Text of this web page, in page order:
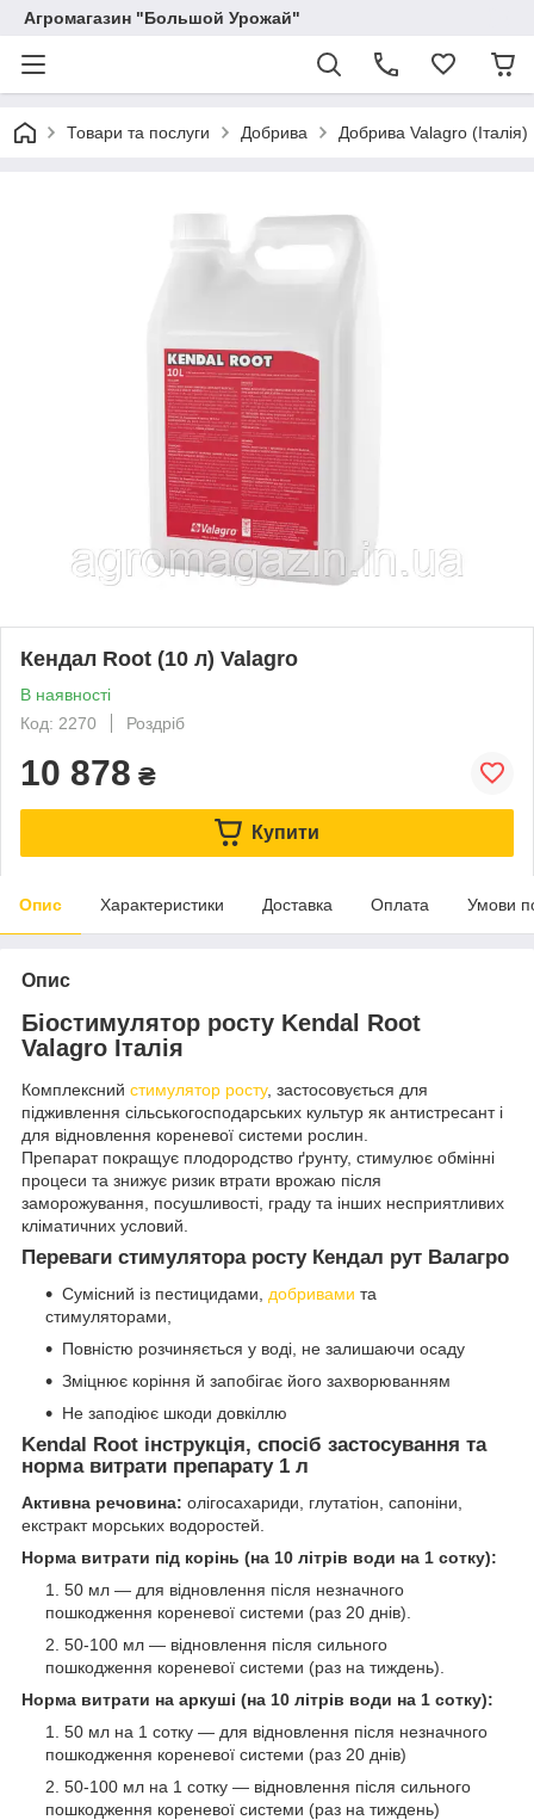
Агромагазин "Большой Урожай"
Товари та послуги Добрива Добрива Valagro (Італія)
Кендал Root (10 л) Valagro
В наявності
Код: 2270
Роздріб
10 878 ₴
Купити
Опис Характеристики Доставка Оплата Умови
Опис
Біостимулятор росту Kendal Root
Valagro Італія
Комплексний стимулятор росту, застосовується для
підживлення сільськогосподарських культур як антистресант і
для відновлення кореневої системи рослин.
Препарат покращує плодородство ґрунту, стимулює обмінні
процеси та знижує ризик втрати врожаю після
заморожування, посушливості, граду та інших несприятливих
кліматичних условий.
Переваги стимулятора росту Кендал рут Валагро
Сумісний із пестицидами, добривами та
стимуляторами,
Повністю розчиняється у воді, не залишаючи осаду
Зміцнює коріння й запобігає його захворюванням
Не заподіює шкоди довкіллю
Kendal Root інструкція, спосіб застосування та
норма витрати препарату 1 л
Активна речовина: олігосахариди, глутатіон, сапоніни,
екстракт морських водоростей.
Норма витрати під корінь (на 10 літрів води на 1 сотку):
50 мл — для відновлення після незначного
пошкодження кореневої системи (раз 20 днів).
50-100 мл — відновлення після сильного
пошкодження кореневої системи (раз на тиждень).
Норма витрати на аркуші (на 10 літрів води на 1 сотку):
50 мл на 1 сотку — для відновлення після незначного
пошкодження кореневої системи (раз 20 днів)
50-100 мл на 1 сотку — відновлення після сильного
пошкодження кореневої системи (раз на тиждень)